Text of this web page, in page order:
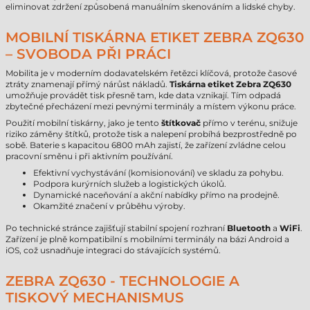
eliminovat zdržení způsobená manuálním skenováním a lidské chyby.
MOBILNÍ TISKÁRNA ETIKET ZEBRA ZQ630
– SVOBODA PŘI PRÁCI
Mobilita je v moderním dodavatelském řetězci klíčová, protože časové
ztráty znamenají přímý nárůst nákladů. Tiskárna etiket Zebra ZQ630
umožňuje provádět tisk přesně tam, kde data vznikají. Tím odpadá
zbytečné přecházení mezi pevnými terminály a místem výkonu práce.
Použití mobilní tiskárny, jako je tento štítkovač přímo v terénu, snižuje
riziko záměny štítků, protože tisk a nalepení probíhá bezprostředně po
sobě. Baterie s kapacitou 6800 mAh zajistí, že zařízení zvládne celou
pracovní směnu i při aktivním používání.
Efektivní vychystávání (komisionování) ve skladu za pohybu.
Podpora kurýrních služeb a logistických úkolů.
Dynamické naceňování a akční nabídky přímo na prodejně.
Okamžité značení v průběhu výroby.
Po technické stránce zajišťují stabilní spojení rozhraní Bluetooth a WiFi.
Zařízení je plně kompatibilní s mobilními terminály na bázi Android a
iOS, což usnadňuje integraci do stávajících systémů.
ZEBRA ZQ630 - TECHNOLOGIE A
TISKOVÝ MECHANISMUS